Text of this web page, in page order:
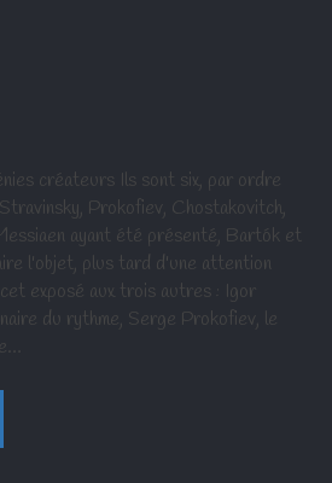
créateurs Ils sont six, par ordre
Prokofiev, Chostakovitch,
ayant été présenté, Bartók et
l'objet, plus tard d'une attention
exposé aux trois autres : Igor
du rythme, Serge Prokofiev, le